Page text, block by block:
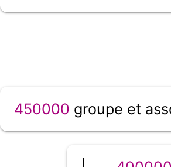
450000 groupe et